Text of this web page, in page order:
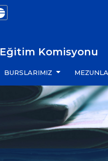
Komisyonu
BURSLARIMIZ